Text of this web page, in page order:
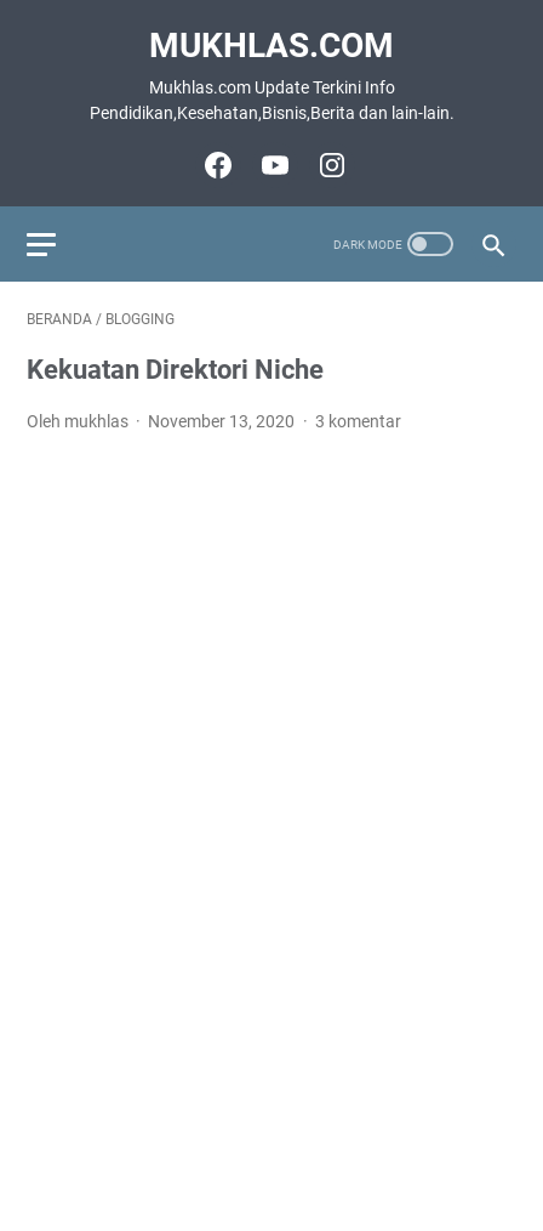
MUKHLAS.COM
Mukhlas.com Update Terkini Info
Pendidikan,Kesehatan,Bisnis,Berita dan lain-lain.
BERANDA / BLOGGING
Kekuatan Direktori Niche
Oleh mukhlas November 13, 2020 3 komentar